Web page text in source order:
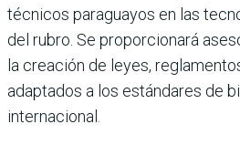
técnicos paraguayos en las
del rubro. Se proporcionará
la creación de leyes,
adaptados a los estándares de
internacional.